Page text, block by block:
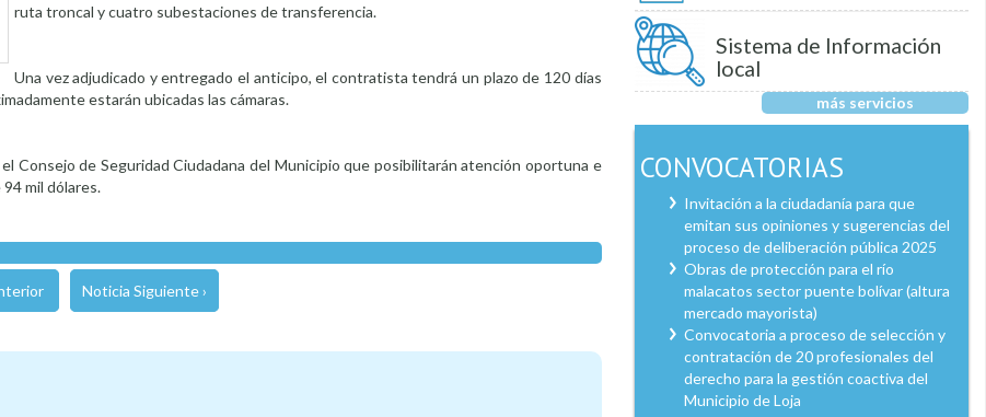
ruta troncal y cuatro subestaciones de transferencia.
Una vez adjudicado y entregado el anticipo, el contratista tendrá un plazo de 120 días
estarán ubicadas las cámaras.
Consejo de Seguridad Ciudadana del Municipio que posibilitarán atención oportuna e
mil dólares.
Noticia Siguiente ›
Sistema de Información
local
más servicios
CONVOCATORIAS
Invitación a la ciudadanía para que
emitan sus opiniones y sugerencias del
proceso de deliberación pública 2025
Obras de protección para el río
malacatos sector puente bolívar (altura
mercado mayorista)
Convocatoria a proceso de selección y
contratación de 20 profesionales del
derecho para la gestión coactiva del
Municipio de Loja